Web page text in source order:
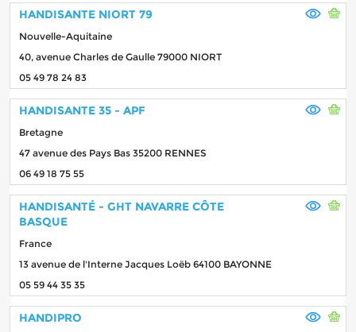
HANDISANTE NIORT 79
Nouvelle-Aquitaine
40, avenue Charles de Gaulle 79000 NIORT
05 49 78 24 83
HANDISANTE 35 - APF
Bretagne
47 avenue des Pays Bas 35200 RENNES
06 49 18 75 55
HANDISANTÉ - GHT NAVARRE CÔTE
BASQUE
France
13 avenue de l'Interne Jacques Loëb 64100 BAYONNE
05 59 44 35 35
HANDIPRO